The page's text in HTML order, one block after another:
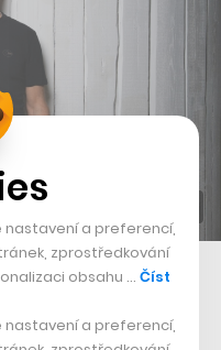
úvazku na univerzitě,
nastavení a preferencí,
zprostředkování
obsahu … Číst
nastavení a preferencí,